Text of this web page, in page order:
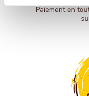
Paiement en